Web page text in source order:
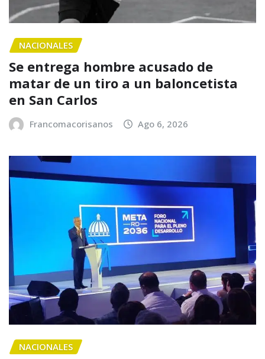
NACIONALES
Se entrega hombre acusado de
matar de un tiro a un baloncetista
en San Carlos
Francomacorisanos Ago 6, 2026
NACIONALES